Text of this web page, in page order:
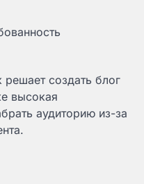
решает создать блог
высокая
аудиторию из-за